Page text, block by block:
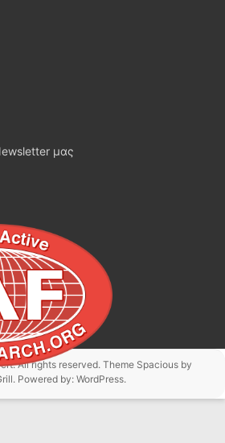
μας
. All rights reserved. Theme Spaciousby
Powered by: WordPress.